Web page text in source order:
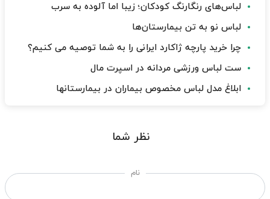
لباس‌های رنگارنگ کودکان؛ زیبا اما آلوده به سرب
لباس نو به تن بیمارستان‌ها
چرا خرید پارچه ژاکارد ایرانی را به شما توصیه می کنیم؟
ست لباس ورزشی مردانه در اسپرت مال
ابلاغ مدل لباس مخصوص بیماران در بیمارستانها
نظر شما
نام